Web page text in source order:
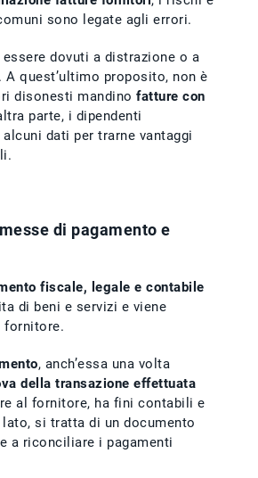
sono legate agli errori.
dovuti a distrazione o a
A quest’ultimo proposito, non è
disonesti mandino fatture con
parte, i dipendenti
dati per trarne vantaggi
di pagamento e
fiscale, legale e contabile
di beni e servizi e viene
fornitore.
, anch’essa una volta
della transazione effettuata
al fornitore, ha fini contabili e
si tratta di un documento
a riconciliare i pagamenti